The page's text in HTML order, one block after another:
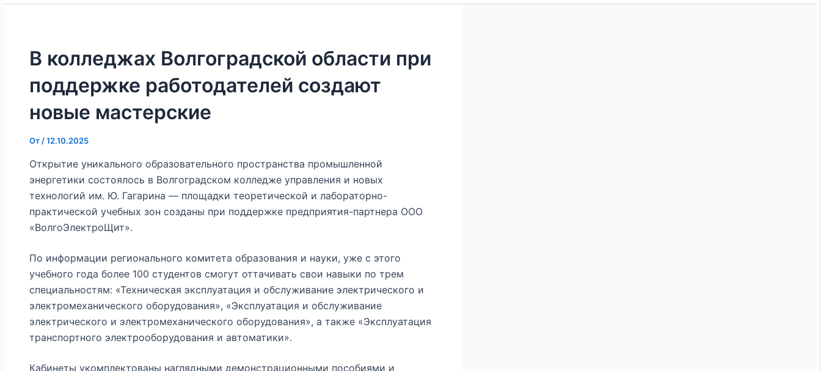
В колледжах Волгоградской области при
поддержке работодателей создают
новые мастерские
От /12.10.2025
Открытие уникального образовательного пространства промышленной
энергетики состоялось в Волгоградском колледже управления и новых
технологий им. Ю. Гагарина — площадки теоретической и лабораторно-
практической учебных зон созданы при поддержке предприятия-партнера ООО
«ВолгоЭлектроЩит».
По информации регионального комитета образования и науки, уже с этого
учебного года более 100 студентов смогут оттачивать свои навыки по трем
специальностям: «Техническая эксплуатация и обслуживание электрического и
электромеханического оборудования», «Эксплуатация и обслуживание
электрического и электромеханического оборудования», а также «Эксплуатация
транспортного электрооборудования и автоматики».
Кабинеты укомплектованы наглядными демонстрационными пособиями и